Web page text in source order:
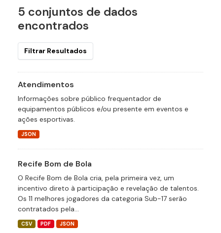
5 conjuntos de dados
encontrados
Filtrar Resultados
Atendimentos
Informações sobre público frequentador de
equipamentos públicos e/ou presente em eventos e
ações esportivas.
JSON
Recife Bom de Bola
O Recife Bom de Bola cria, pela primeira vez, um
incentivo direto à participação e revelação de talentos.
Os 11 melhores jogadores da categoria Sub-17 serão
contratados pela...
CSV PDF JSON